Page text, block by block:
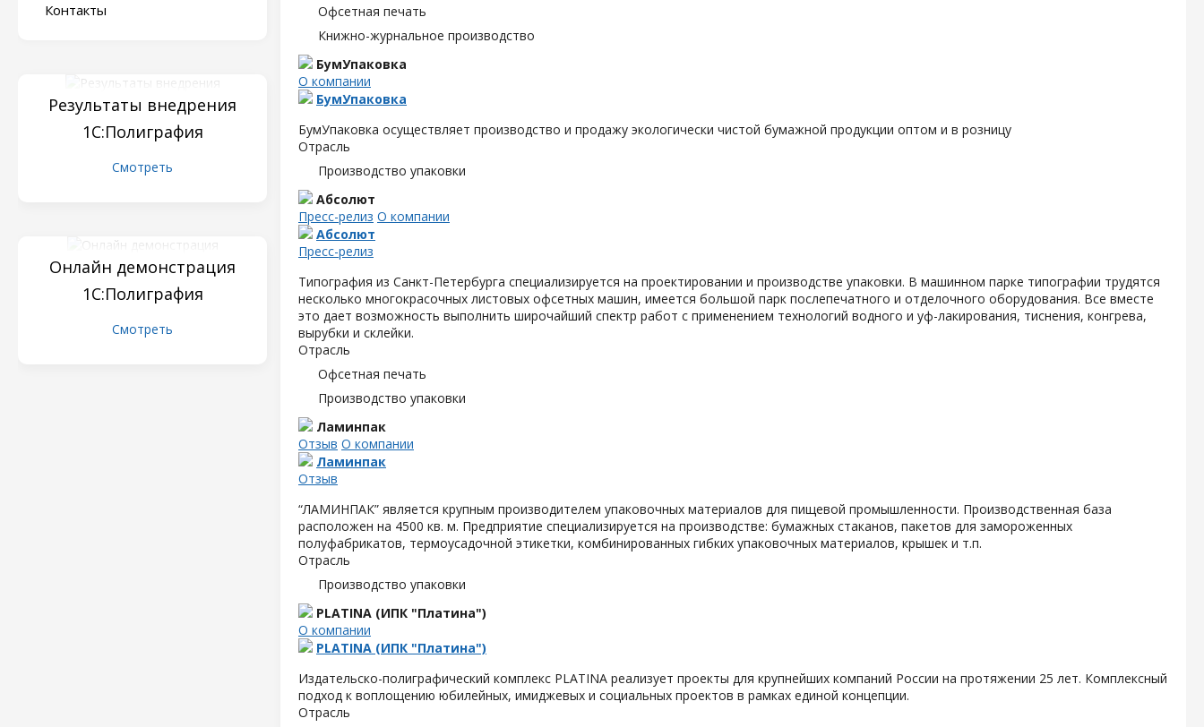
Контакты
Результаты внедрения
1С:Полиграфия
Смотреть
Онлайн демонстрация
1С:Полиграфия
Смотреть
Офсетная печать
Книжно-журнальное производство
БумУпаковка
О компании
БумУпаковка
БумУпаковка осуществляет производство и продажу экологически чистой бумажной продукции оптом и в розницу
Отрасль
Производство упаковки
Абсолют
Пресс-релиз О компании
Абсолют
Пресс-релиз
Типография из Санкт-Петербурга специализируется на проектировании и производстве упаковки. В машинном парке типографии трудятся
несколько многокрасочных листовых офсетных машин, имеется большой парк послепечатного и отделочного оборудования. Все вместе
это дает возможность выполнить широчайший спектр работ с применением технологий водного и уф-лакирования, тиснения, конгрева,
вырубки и склейки.
Отрасль
Офсетная печать
Производство упаковки
Ламинпак
Отзыв О компании
Ламинпак
Отзыв
“ЛАМИНПАК” является крупным производителем упаковочных материалов для пищевой промышленности. Производственная база
расположен на 4500 кв. м. Предприятие специализируется на производстве: бумажных стаканов, пакетов для замороженных
полуфабрикатов, термоусадочной этикетки, комбинированных гибких упаковочных материалов, крышек и т.п.
Отрасль
Производство упаковки
PLATINA (ИПК "Платина")
О компании
PLATINA (ИПК "Платина")
Издательско-полиграфический комплекс PLATINA реализует проекты для крупнейших компаний России на протяжении 25 лет. Комплексный
подход к воплощению юбилейных, имиджевых и социальных проектов в рамках единой концепции.
Отрасль